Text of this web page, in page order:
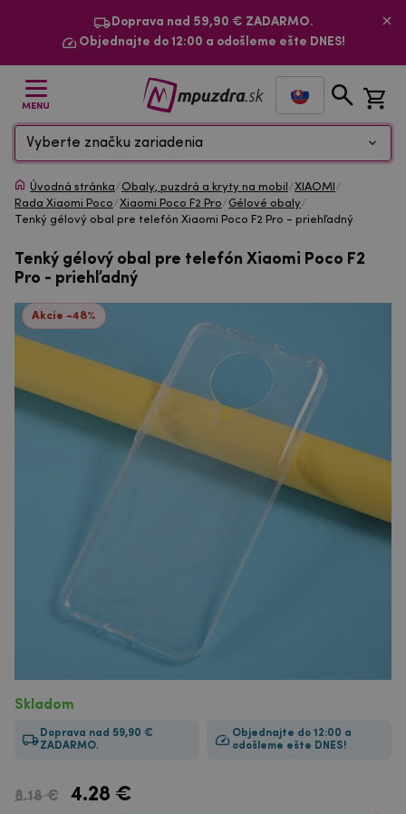
Doprava nad 59,90 € ZADARMO.
Objednajte do 12:00 a odošleme ešte DNES!
MENU
Vyberte značku zariadenia
Úvodná stránka/Obaly, puzdrá a kryty na mobil /XIAOMI /
Rada Xiaomi Poco/Xiaomi Poco F2 Pro/Gélové obaly/
Tenký gélový obal pre telefón Xiaomi Poco F2 Pro - priehľadný
Tenký gélový obal pre telefón Xiaomi Poco F2
Pro - priehľadný
Akcie -48%
Skladom
Doprava nad 59,90 €
ZADARMO.
Objednajte do 12:00 a
odošleme ešte DNES!
8.18 € 4.28 €